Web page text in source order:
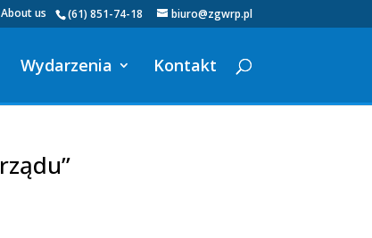
(61) 851-74-18 biuro@zgwrp.pl
About us
Wydarzenia Kontakt